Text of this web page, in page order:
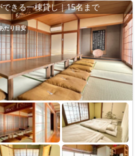
きる一棟貸し｜15名まで
たり目安